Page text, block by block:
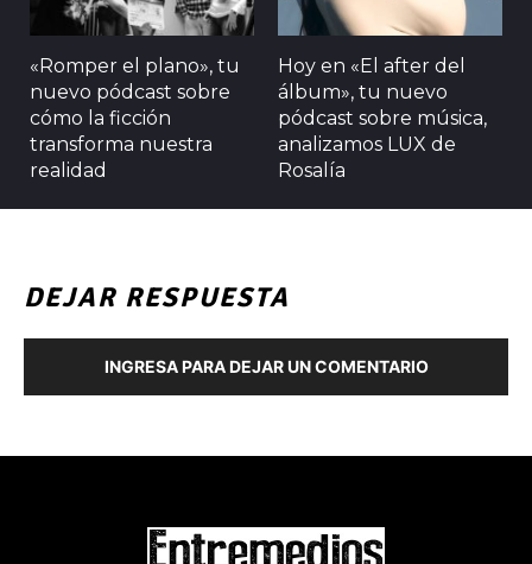
«Romper el plano», tu
nuevo pódcast sobre
cómo la ficción
transforma nuestra
realidad
Hoy en «El after del
álbum», tu nuevo
pódcast sobre música,
analizamos LUX de
Rosalía
DEJAR RESPUESTA
INGRESA PARA DEJAR UN COMENTARIO